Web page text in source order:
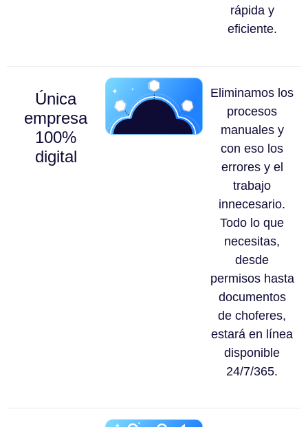
rápida y
eficiente.
Única
empresa
100%
digital
Eliminamos los
procesos
manuales y
con eso los
errores y el
trabajo
innecesario.
Todo lo que
necesitas,
desde
permisos hasta
documentos
de choferes,
estará en línea
disponible
24/7/365.